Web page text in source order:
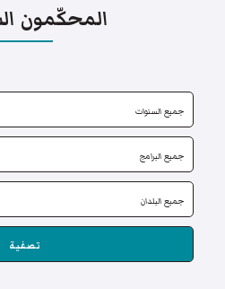
المحكّمون
تصفية